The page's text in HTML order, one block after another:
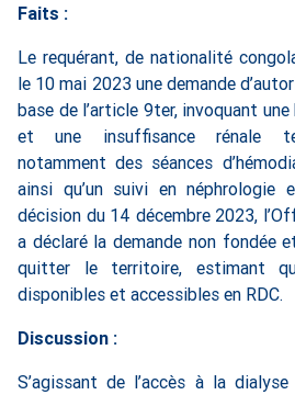
Faits :
Le requérant, de nationalité
le 10 mai 2023 une demande
base de l’article 9ter, invoquant
et une insuffisance rénale
notamment des séances
ainsi qu’un suivi en néphrologie
décision du 14 décembre 2023,
a déclaré la demande non fondée
quitter le territoire, estimant
disponibles et accessibles en RDC.
Discussion :
S’agissant de l’accès à la